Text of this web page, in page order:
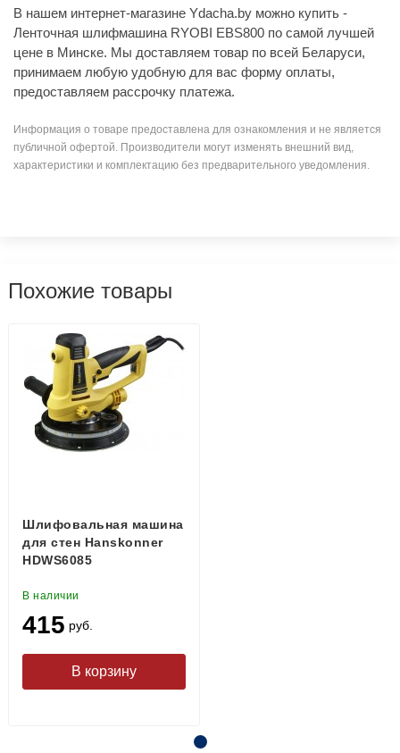
В нашем интернет-магазине Ydacha.by можно купить -
Ленточная шлифмашина RYOBI EBS800 по самой лучшей
цене в Минске. Мы доставляем товар по всей Беларуси,
принимаем любую удобную для вас форму оплаты,
предоставляем рассрочку платежа.
Информация о товаре предоставлена для ознакомления и не является
публичной офертой. Производители могут изменять внешний вид,
характеристики и комплектацию без предварительного уведомления.
Похожие товары
Шлифовальная машина
для стен Hanskonner
HDWS6085
В наличии
415 руб.